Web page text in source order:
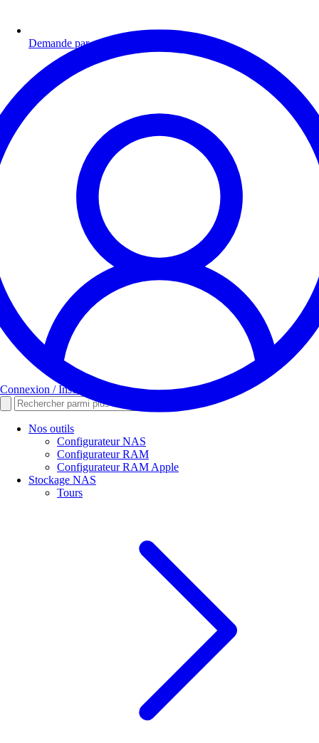
Demande par email
Connexion / Inscription
Nos outils
Configurateur NAS
Configurateur RAM
Configurateur RAM Apple
Stockage NAS
Tours